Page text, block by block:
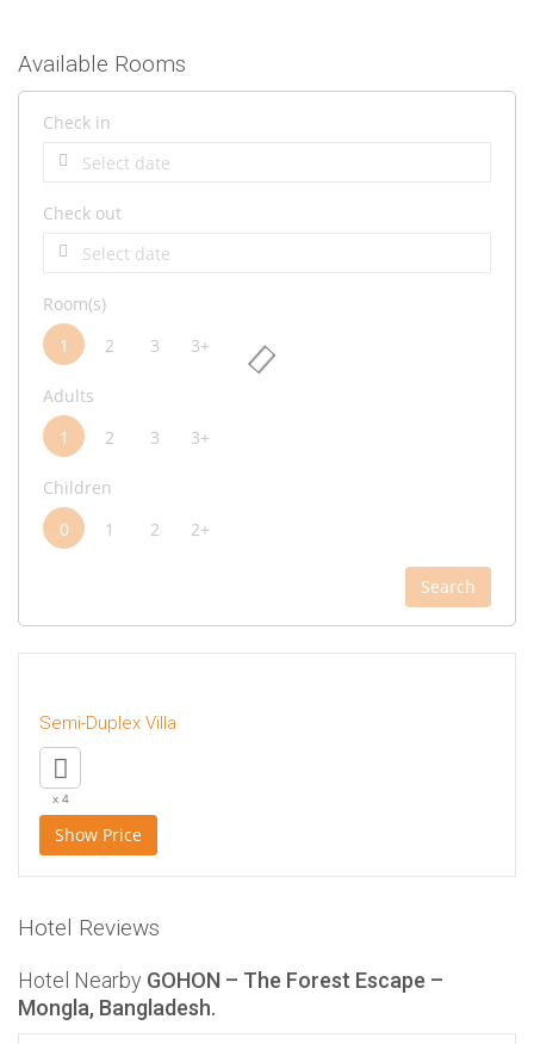
Available Rooms
Check in
Check out
Room(s)
1
2 3 3+
Adults
1
2 3 3+
Children
0
1 2 2+
Search
Semi-Duplex Villa
x 4
Show Price
Hotel Reviews
Hotel Nearby GOHON – The Forest Escape –
Mongla, Bangladesh.